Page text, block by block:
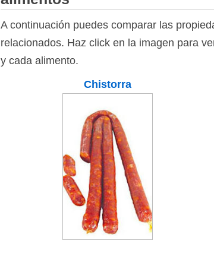
A continuación puedes comparar las
relacionados. Haz click en la imagen para
y cada alimento.
Chistorra